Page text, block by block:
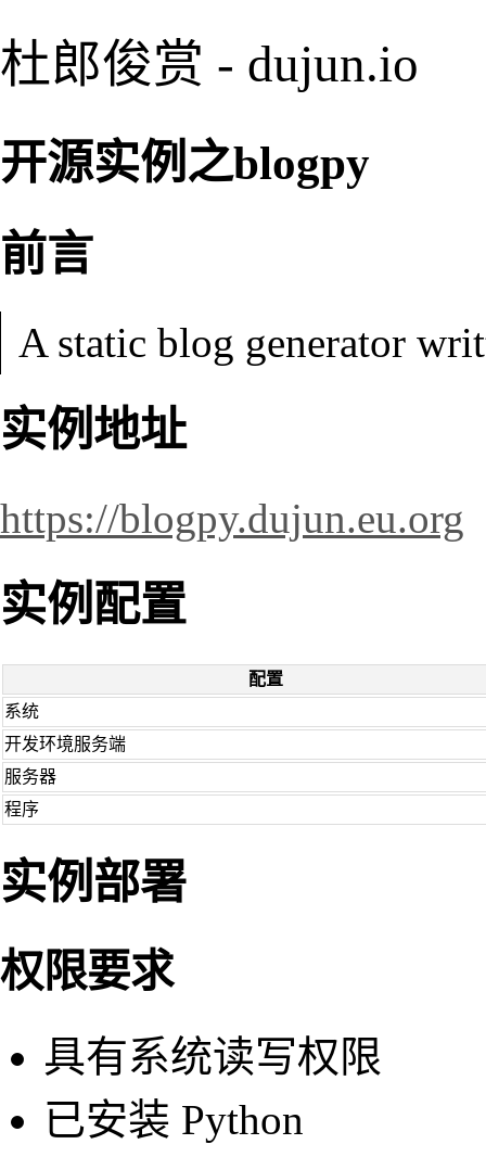
杜郎俊赏 - dujun.io
开源实例之blogpy
前言
A static blog generator
实例地址
https://blogpy.dujun.eu.org
实例配置
配置
系统
开发环境服务端
服务器
程序
实例部署
权限要求
具有系统读写权限
已安装 Python